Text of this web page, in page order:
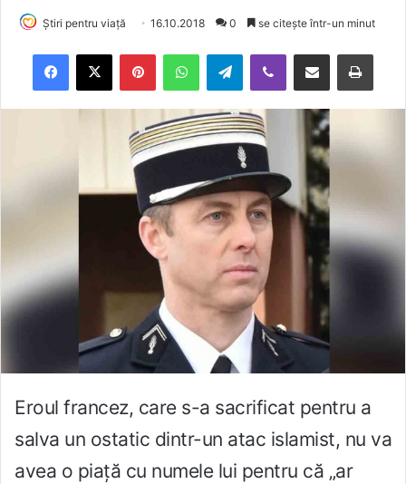
Știri pentru viață 16.10.2018 0 se citește într-un minut
Telegram
Eroul francez, care s-a sacrificat pentru a
salva un ostatic dintr-un atac islamist, nu va
avea o piață cu numele lui pentru că „ar